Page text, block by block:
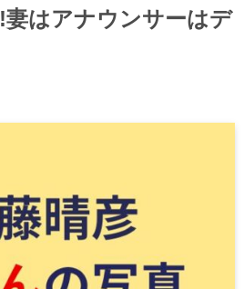
はアナウンサーはデ